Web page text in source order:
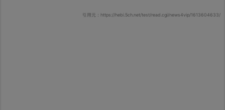
引用元：https://hebi.5ch.net/test/read.cgi/news4vip/1613604633/